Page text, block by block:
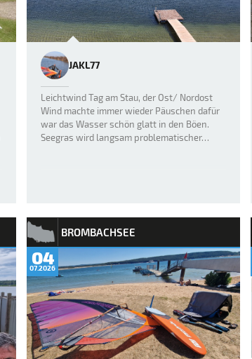
JAKL77
Leichtwind Tag am Stau, der Ost/ Nordost
Wind machte immer wieder Päuschen dafür
war das Wasser schön glatt in den Böen.
Seegras wird langsam problematischer…
BROMBACHSEE
04
07.2026